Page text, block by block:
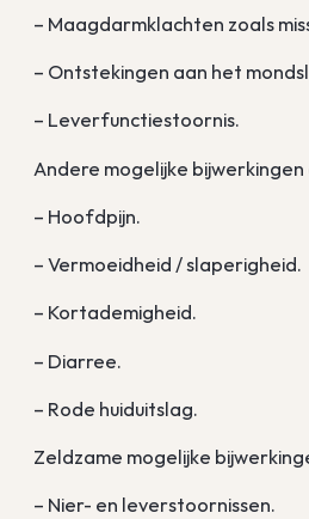
– Maagdarmklachten zoals
– Ontstekingen aan het
– Leverfunctiestoornis.
Andere mogelijke
– Hoofdpijn.
– Vermoeidheid / slaperigheid.
– Kortademigheid.
– Diarree.
– Rode huiduitslag.
Zeldzame mogelijke
– Nier- en leverstoornissen.